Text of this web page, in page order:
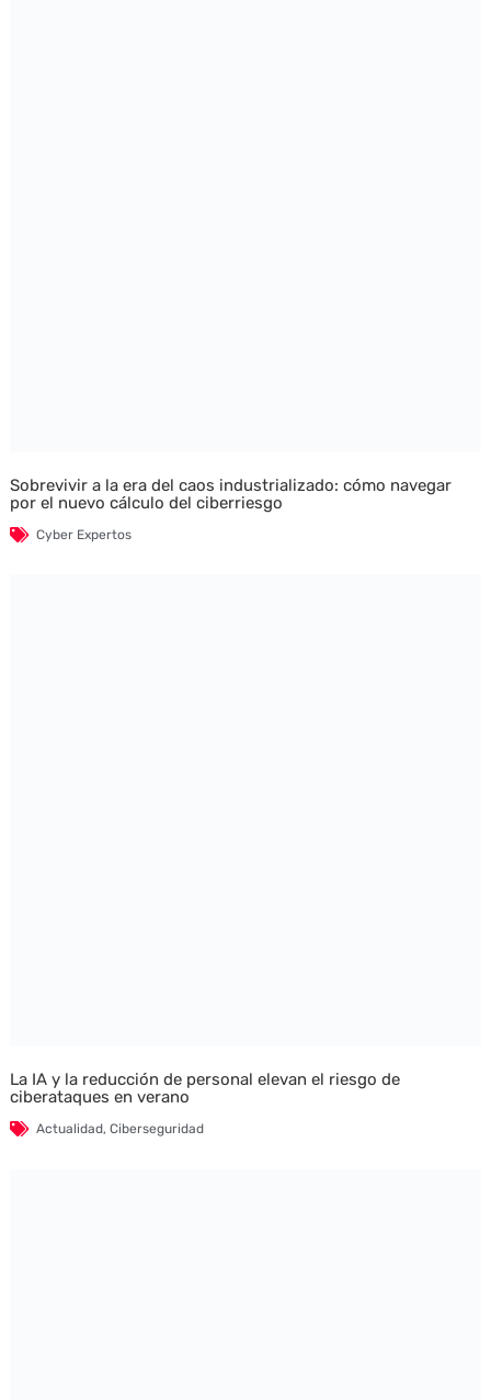
Sobrevivir a la era del caos industrializado: cómo navegar
por el nuevo cálculo del ciberriesgo
Cyber Expertos
La IA y la reducción de personal elevan el riesgo de
ciberataques en verano
Actualidad, Ciberseguridad